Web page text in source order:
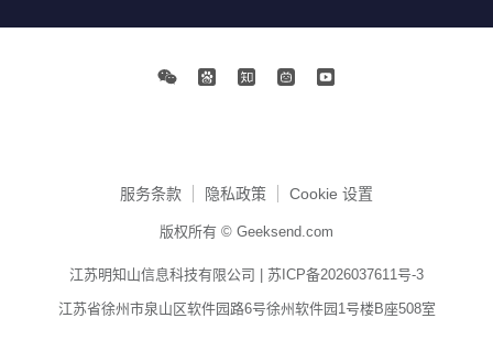
服务条款 隐私政策 Cookie 设置
版权所有 © Geeksend.com
江苏明知山信息科技有限公司 | 苏ICP备2026037611号-3
江苏省徐州市泉山区软件园路6号徐州软件园1号楼B座508室